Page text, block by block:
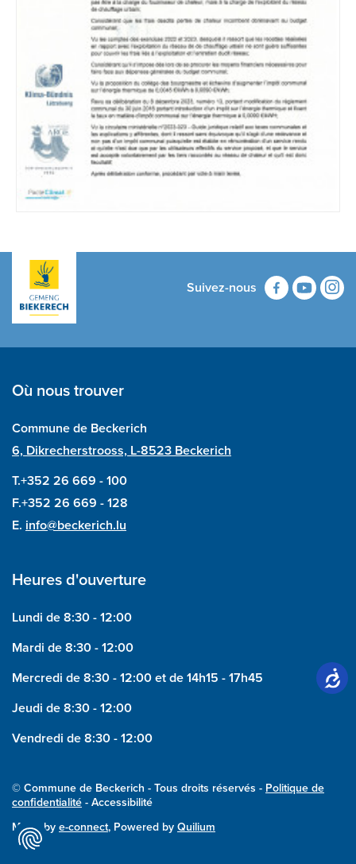
Suivez-nous
Où nous trouver
Commune de Beckerich
6, Dikrecherstrooss, L-8523 Beckerich
T.+352 26 669 - 100
F.+352 26 669 - 128
E. info@beckerich.lu
Heures d'ouverture
Lundi de 8:30 - 12:00
Mardi de 8:30 - 12:00
Mercredi de 8:30 - 12:00 et de 14h15 - 17h45
Jeudi de 8:30 - 12:00
Vendredi de 8:30 - 12:00
© Commune de Beckerich - Tous droits réservés - Politique de
confidentialité- Accessibilité
Made bye-connect, Powered byQuilium